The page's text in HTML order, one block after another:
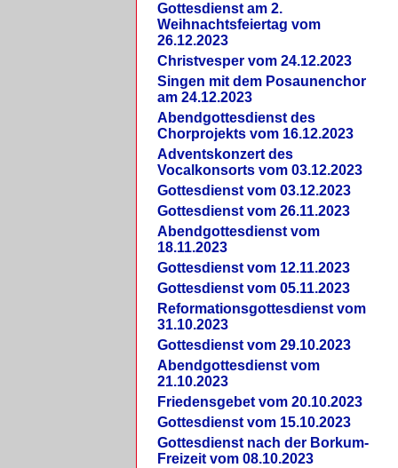
Gottesdienst am 2.
Weihnachtsfeiertag vom
26.12.2023
Christvesper vom 24.12.2023
Singen mit dem Posaunenchor
am 24.12.2023
Abendgottesdienst des
Chorprojekts vom 16.12.2023
Adventskonzert des
Vocalkonsorts vom 03.12.2023
Gottesdienst vom 03.12.2023
Gottesdienst vom 26.11.2023
Abendgottesdienst vom
18.11.2023
Gottesdienst vom 12.11.2023
Gottesdienst vom 05.11.2023
Reformationsgottesdienst vom
31.10.2023
Gottesdienst vom 29.10.2023
Abendgottesdienst vom
21.10.2023
Friedensgebet vom 20.10.2023
Gottesdienst vom 15.10.2023
Gottesdienst nach der Borkum-
Freizeit vom 08.10.2023